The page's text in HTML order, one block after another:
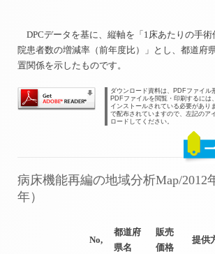
DPCデータを基に、縦軸を「1床あたりの手術
院患者数の増減率（前年度比）」とし、都道府
置関係を示したものです。
ダウンロード資料は、PDFファイル
PDFファイルを閲覧・印刷するに
インストールされている必要があり
で配布されていますので、左記のア
ロードしてください。
病床機能再編の地域分析Map/2012
年）
No,
都道府
県名
販売
価格
提供